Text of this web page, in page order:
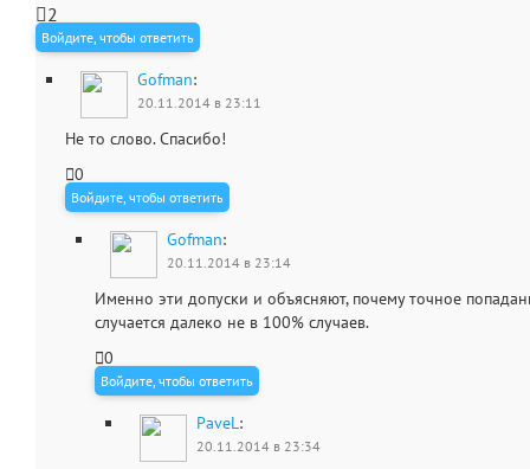
2
Войдите, чтобы ответить
Gofman:
20.11.2014 в 23:11
Не то слово. Спасибо!
0
Войдите, чтобы ответить
Gofman:
20.11.2014 в 23:14
Именно эти допуски и объясняют, почему точное
случается далеко не в 100% случаев.
0
Войдите, чтобы ответить
PaveL :
20.11.2014 в 23:34